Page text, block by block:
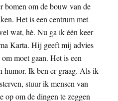
bomen om de bouw van de
Het is een centrum met
wat, hè. Nu ga ik één keer
Karta. Hij geeft mij advies
moet gaan. Het is een
humor. Ik ben er graag. Als ik
stuur ik mensen van
op om de dingen te zeggen